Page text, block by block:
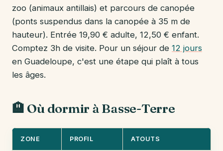
zoo (animaux antillais) et parcours de canopée
(ponts suspendus dans la canopée à 35 m de
hauteur). Entrée 19,90 € adulte, 12,50 € enfant.
Comptez 3h de visite. Pour un séjour de 12 jours
en Guadeloupe, c'est une étape qui plaît à tous
les âges.
🏨 Où dormir à Basse-Terre
ZONE PROFIL ATOUTS